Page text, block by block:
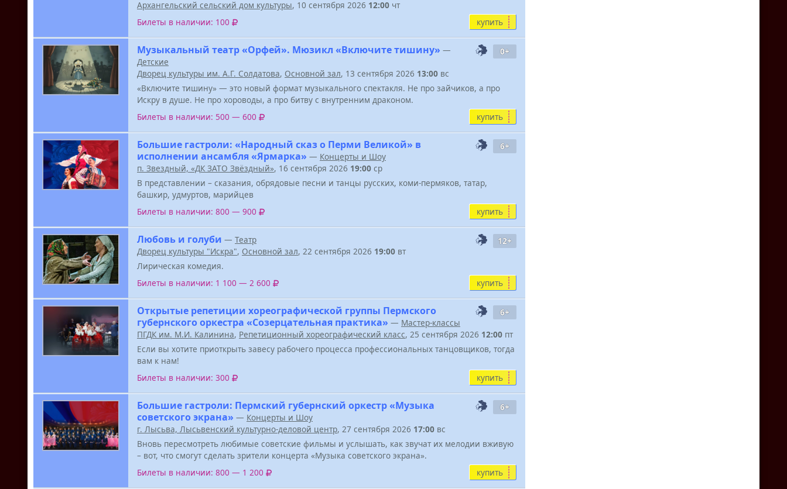
Архангельский сельский дом культуры, 10 сентября 2026 12:00 чт
Билеты в наличии: 100
купить
0+
Музыкальный театр «Орфей». Мюзикл «Включите тишину» —
Детские
Дворец культуры им. А.Г. Солдатова, Основной зал, 13 сентября 2026 13:00 вс
«Включите тишину» — это новый формат музыкального спектакля. Не про зайчиков, а про
Искру в душе. Не про хороводы, а про битву с внутренним драконом.
Билеты в наличии: 500 — 600
купить
6+
Большие гастроли: «Народный сказ о Перми Великой» в
исполнении ансамбля «Ярмарка» — Концерты и Шоу
п. Звездный, «ДК ЗАТО Звёздный», 16 сентября 2026 19:00 ср
В представлении – сказания, обрядовые песни и танцы русских, коми-пермяков, татар,
башкир, удмуртов, марийцев
Билеты в наличии: 800 — 900
купить
12+
Любовь и голуби — Театр
Дворец культуры "Искра", Основной зал, 22 сентября 2026 19:00 вт
Лирическая комедия.
Билеты в наличии: 1 100 — 2 600
купить
6+
Открытые репетиции хореографической группы Пермского
губернского оркестра «Созерцательная практика» — Мастер-классы
ПГДК им. М.И. Калинина, Репетиционный хореографический класс, 25 сентября 2026 12:00 пт
Если вы хотите приоткрыть завесу рабочего процесса профессиональных танцовщиков, тогда
вам к нам!
Билеты в наличии: 300
купить
6+
Большие гастроли: Пермский губернский оркестр «Музыка
советского экрана» — Концерты и Шоу
г. Лысьва, Лысьвенский культурно-деловой центр, 27 сентября 2026 17:00 вс
Вновь пересмотреть любимые советские фильмы и услышать, как звучат их мелодии вживую
– вот, что смогут сделать зрители концерта «Музыка советского экрана».
Билеты в наличии: 800 — 1 200
купить